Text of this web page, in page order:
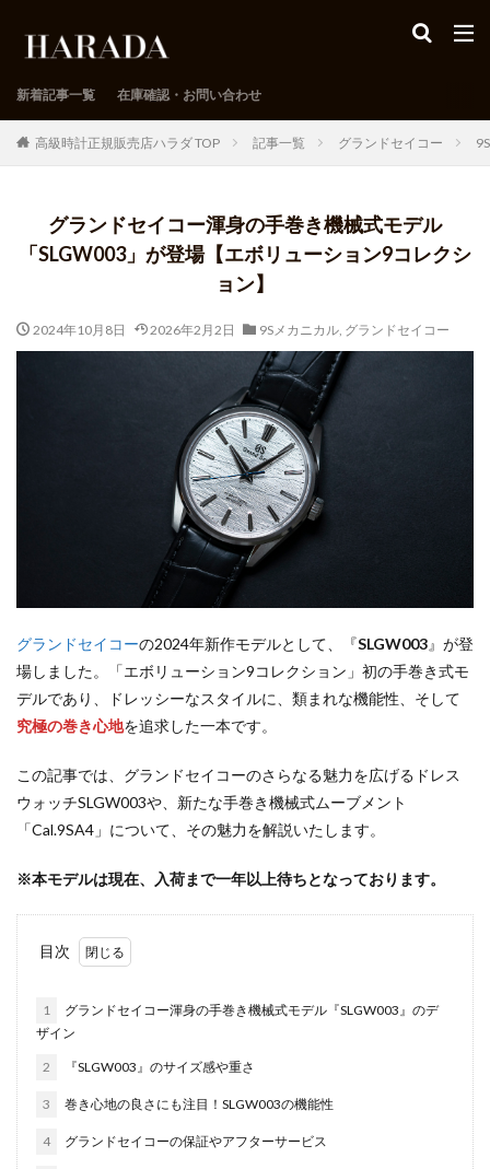
新着記事一覧 在庫確認・お問い合わせ
高級時計正規販売店ハラダ TOP 記事一覧 グランドセイコー
グランドセイコー渾身の手巻き機械式モデル
「SLGW003」が登場【エボリューション9コレクシ
ョン】
2024年10月8日 2026年2月2日 9Sメカニカル, グランドセイコー
グランドセイコーの2024年新作モデルとして、『SLGW003』が登
場しました。「エボリューション9コレクション」初の手巻き式モ
デルであり、ドレッシーなスタイルに、類まれな機能性、そして
究極の巻き心地を追求した一本です。
この記事では、グランドセイコーのさらなる魅力を広げるドレス
ウォッチSLGW003や、新たな手巻き機械式ムーブメント
「Cal.9SA4」について、その魅力を解説いたします。
※本モデルは現在、入荷まで一年以上待ちとなっております。
目次
1
グランドセイコー渾身の手巻き機械式モデル『SLGW003』のデ
ザイン
2 『SLGW003』のサイズ感や重さ
3 巻き心地の良さにも注目！SLGW003の機能性
4 グランドセイコーの保証やアフターサービス